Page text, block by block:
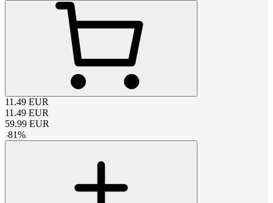
11.49 EUR
11.49 EUR
59.99 EUR
-81%